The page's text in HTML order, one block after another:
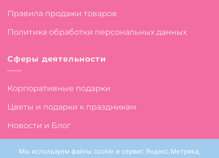
Правила продажи товаров
Политика обработки персональных данных
Сферы деятельности
Корпоративные подарки
Цветы и подарки к праздникам
Новости и Блог
Мы используем файлы cookie и сервис Яндекс.Метрика,